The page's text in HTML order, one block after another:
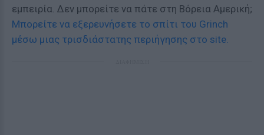
εμπειρία. Δεν μπορείτε να πάτε στη Βόρεια Αμερική;
Μπορείτε να εξερευνήσετε το σπίτι του Grinch
μέσω μιας τρισδιάστατης περιήγησης στο site.